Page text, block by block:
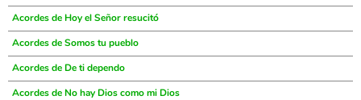
Acordes de Hoy el Señor resucitó
Acordes de Somos tu pueblo
Acordes de De ti dependo
Acordes de No hay Dios como mi Dios